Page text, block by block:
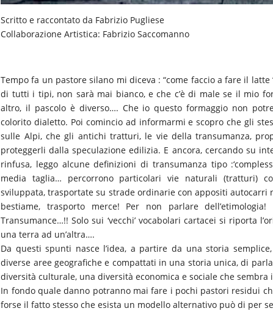
Scritto e raccontato da Fabrizio Pugliese
Collaborazione Artistica: Fabrizio Saccomanno
Tempo fa un pastore silano mi diceva : “come faccio a fare il latte
di tutti i tipi, non sarà mai bianco, e che c’è di male se il mio
altro, il pascolo è diverso…. Che io questo formaggio non
colorito dialetto. Poi comincio ad informarmi e scopro che gli
sulle Alpi, che gli antichi tratturi, le vie della transumanza,
proteggerli dalla speculazione edilizia. E ancora, cercando su
rinfusa, leggo alcune definizioni di transumanza tipo
media taglia… percorrono particolari vie naturali (tratturi)
sviluppata, trasportate su strade ordinarie con appositi
bestiame, trasporto merce! Per non parlare
Transumance…!! Solo sui ‘vecchi’ vocabolari cartacei si riporta
una terra ad un’altra….
Da questi spunti nasce l’idea, a partire da una storia
diverse aree geografiche e compattati in una storia unica, di
diversità culturale, una diversità economica e sociale che
In fondo quale danno potranno mai fare i pochi pastori residui
forse il fatto stesso che esista un modello alternativo può di per